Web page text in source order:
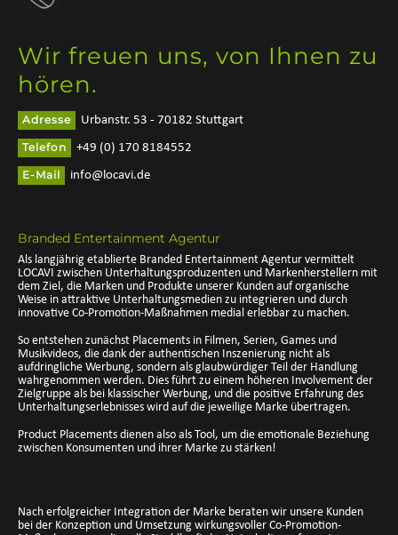
Wir freuen uns, von Ihnen zu
hören.
Adresse
Urbanstr. 53 - 70182 Stuttgart
Telefon
+49 (0) 170 8184552
E-Mail
info@locavi.de
Branded Entertainment Agentur
Als langjährig etablierte Branded Entertainment Agentur vermittelt
LOCAVI zwischen Unterhaltungsproduzenten und Markenherstellern mit
dem Ziel, die Marken und Produkte unserer Kunden auf organische
Weise in attraktive Unterhaltungsmedien zu integrieren und durch
innovative Co-Promotion-Maßnahmen medial erlebbar zu machen.
So entstehen zunächst Placements in Filmen, Serien, Games und
Musikvideos, die dank der authentischen Inszenierung nicht als
aufdringliche Werbung, sondern als glaubwürdiger Teil der Handlung
wahrgenommen werden. Dies führt zu einem höheren Involvement der
Zielgruppe als bei klassischer Werbung, und die positive Erfahrung des
Unterhaltungserlebnisses wird auf die jeweilige Marke übertragen.
Product Placements dienen also als Tool, um die emotionale Beziehung
zwischen Konsumenten und ihrer Marke zu stärken!
Nach erfolgreicher Integration der Marke beraten wir unsere Kunden
bei der Konzeption und Umsetzung wirkungsvoller Co-Promotion-